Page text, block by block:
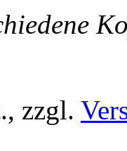
zzgl.